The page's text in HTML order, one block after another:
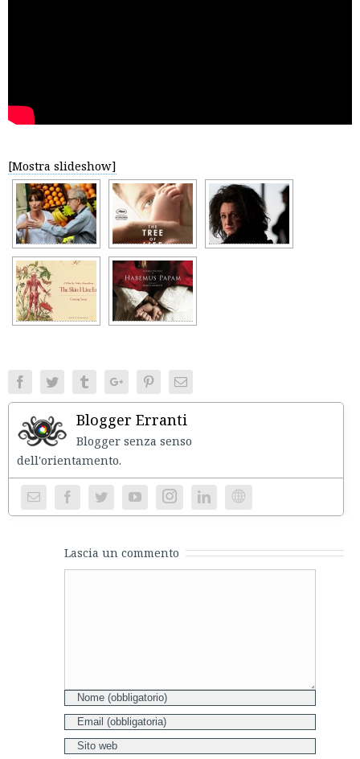
[Mostra slideshow]
FacebookTwitter TumblrGoogle+PinterestEmail
Blogger Erranti
Blogger senza senso
Instagram Website
Lascia un commento